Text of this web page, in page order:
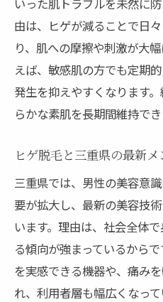
快適に過ごすため
メンズにおすすめ
脱毛施術後に注意
松阪でメンズ脱毛を検
いこと
松阪市で人気のメ
医療脱毛とエステ
脱毛のメリット・
口コミ評判から見
松阪で賢く脱毛す
医療脱毛のメリットと
いった肌トラブルを未然に
由は、ヒゲが減ることで日
り、肌への摩擦や刺激が大
えば、敏感肌の方でも定期
発生を抑えやすくなります
らかな素肌を長期間維持で
ヒゲ脱毛と三重県の最新
三重県では、男性の美容意
要が拡大し、最新の美容技
います。理由は、社会全体
る傾向が強まっているから
を実感できる機器や、痛み
れ、利用者層も幅広くなっ